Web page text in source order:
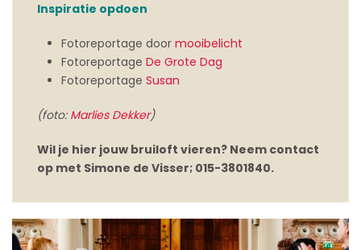
Inspiratie opdoen
Fotoreportage door mooibelicht
Fotoreportage De Grote Dag
Fotoreportage Susan
(foto: Marlies Dekker)
Wil je hier jouw bruiloft vieren? Neem contact
op met Simone de Visser; 015-3801840.